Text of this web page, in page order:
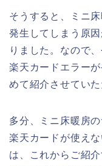
そうすると、ミニ
発生してしまう原
りました。なので
楽天カードエラー
めて紹介させていた
多分、ミニ床暖房
楽天カードが使え
は、これからご紹